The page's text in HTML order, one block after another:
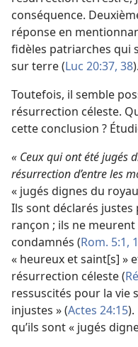
conséquence.
réponse en
fidèles patriarches qui
sur terre (Luc 20:37, 38).
Toutefois, il semble
résurrection céleste.
cette conclusion ?
« Ceux qui ont été jugés
résurrection d’entre les
« jugés dignes du
Ils sont déclarés justes
rançon ; ils ne
condamnés (Rom. 5:1,
« heureux et saint[s] »
résurrection céleste (
ressuscités pour la vie
injustes » (Actes 24:15).
qu’ils sont « jugés